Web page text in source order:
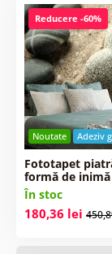
Noutate Adeziv
Reducere -60%
Fototapet
formă de inimă
În stoc
180,36 lei